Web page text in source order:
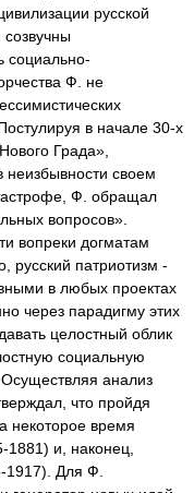
русской
созвучны
социально-
Ф. не
в начале 30-х
Града»,
неизбывности своем
Ф. обращал
вопросов».
вопреки догматам
русский патриотизм -
в любых проектах
через парадигму этих
целостный облик
социальную
анализ
что пройдя
некоторое время
и, наконец,
1917). Для Ф.